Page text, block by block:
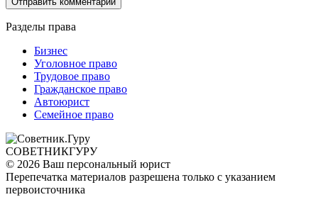
Разделы права
Бизнес
Уголовное право
Трудовое право
Гражданское право
Автоюрист
Семейное право
СОВЕТНИКГУРУ
© 2026 Ваш персональный юрист
Перепечатка материалов разрешена только с указанием
первоисточника